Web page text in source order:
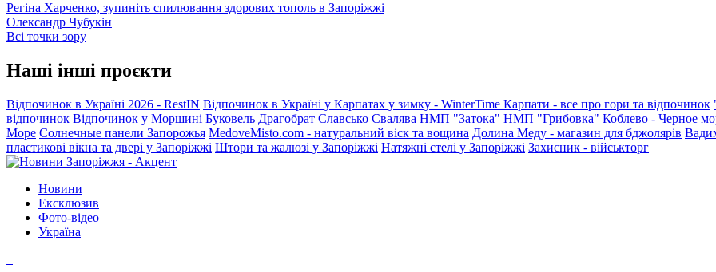
Регіна Харченко, зупиніть спилювання здорових тополь в Запоріжжі
Олександр Чубукін
Всі точки зору
Наші інші проєкти
Відпочинок в Україні 2026 - RestIN Відпочинок в Україні у Карпатах у зимку - WinterTime Карпати - все про гори та відпочинок
відпочинок Відпочинок у Моршині Буковель Драгобрат Славсько Свалява НМП "Затока" НМП "Грибовка" Коблево - Черное
Море Солнечные панели Запорожья MedoveMisto.com - натуральний віск та вощина Долина Меду - магазин для бджолярів
пластикові вікна та двері у Запоріжжі Штори та жалюзі у Запоріжжі Натяжні стелі у Запоріжжі Захисник - військторг
Новини
Ексклюзив
Фото-відео
Україна